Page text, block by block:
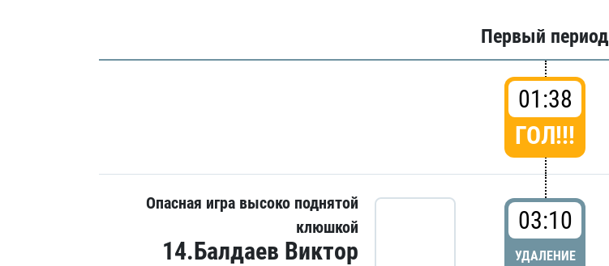
Первый период
01:38
ГОЛ!!!
Опасная игра высоко поднятой
клюшкой
14.Балдаев Виктор
03:10
УДАЛЕНИЕ